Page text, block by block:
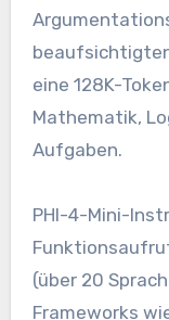
eine 128K-
Mathematik,
Aufgaben.
PHI-4-Mini-
(über 20
Frameworks